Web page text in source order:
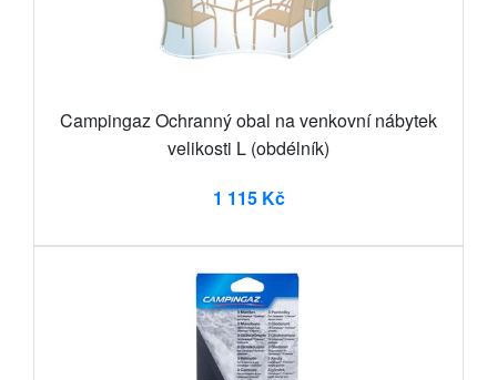
Campingaz Ochranný obal na venkovní nábytek
velikosti L (obdélník)
1 115 Kč